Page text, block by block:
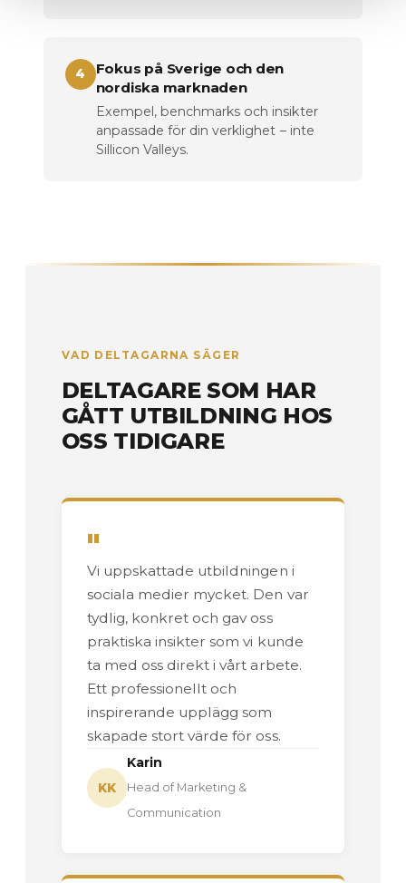
4
Fokus på Sverige och den
nordiska marknaden
Exempel, benchmarks och insikter
anpassade för din verklighet – inte
Sillicon Valleys.
VAD DELTAGARNA SÄGER
DELTAGARE SOM HAR
GÅTT UTBILDNING HOS
OSS TIDIGARE
"
Vi uppskattade utbildningen i
sociala medier mycket. Den var
tydlig, konkret och gav oss
praktiska insikter som vi kunde
ta med oss direkt i vårt arbete.
Ett professionellt och
inspirerande upplägg som
skapade stort värde för oss.
KK
Karin
Head of Marketing &
Communication